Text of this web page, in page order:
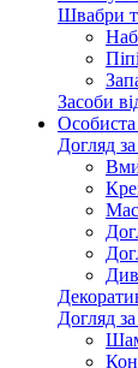
Швабри
Засоби
Особиста
Догляд
Догляд